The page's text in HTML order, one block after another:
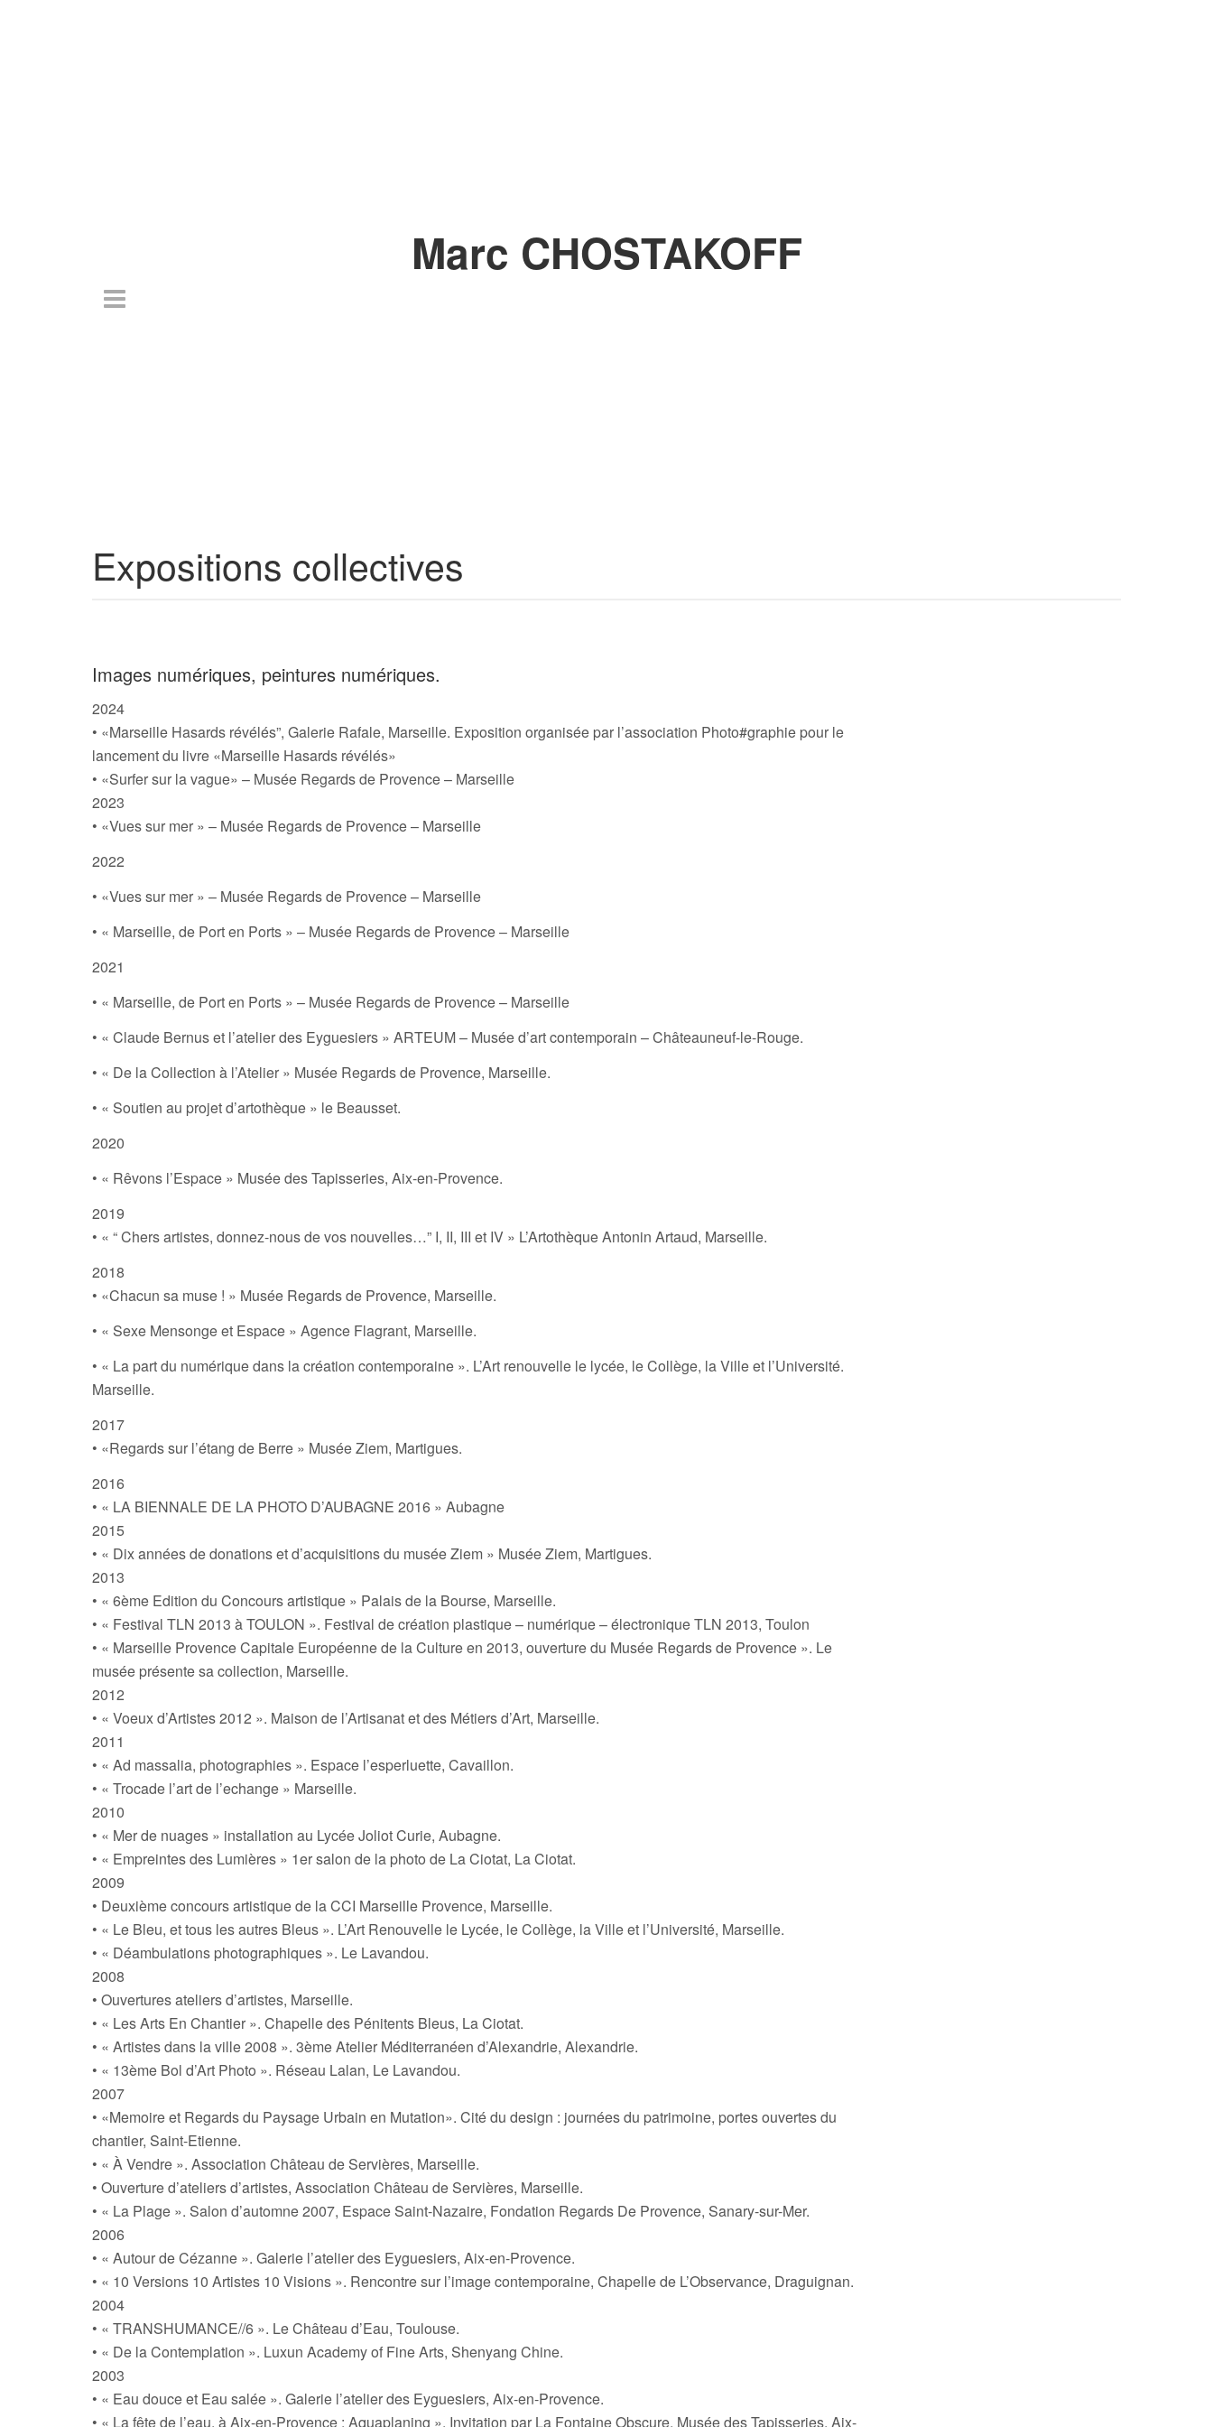
Marc CHOSTAKOFF
Expositions collectives
Images numériques, peintures numériques.
2024
• «Marseille Hasards révélés”, Galerie Rafale, Marseille. Exposition organisée par l’association Photo#graphie pour le
lancement du livre «Marseille Hasards révélés»
• «Surfer sur la vague» – Musée Regards de Provence – Marseille
2023
• «Vues sur mer » – Musée Regards de Provence – Marseille
2022
• «Vues sur mer » – Musée Regards de Provence – Marseille
• « Marseille, de Port en Ports » – Musée Regards de Provence – Marseille
2021
• « Marseille, de Port en Ports » – Musée Regards de Provence – Marseille
• « Claude Bernus et l’atelier des Eyguesiers » ARTEUM – Musée d’art contemporain – Châteauneuf-le-Rouge.
• « De la Collection à l’Atelier » Musée Regards de Provence, Marseille.
• « Soutien au projet d’artothèque » le Beausset.
2020
• « Rêvons l’Espace » Musée des Tapisseries, Aix-en-Provence.
2019
• « “ Chers artistes, donnez-nous de vos nouvelles…” I, II, III et IV » L’Artothèque Antonin Artaud, Marseille.
2018
• «Chacun sa muse ! » Musée Regards de Provence, Marseille.
• « Sexe Mensonge et Espace » Agence Flagrant, Marseille.
• « La part du numérique dans la création contemporaine ». L’Art renouvelle le lycée, le Collège, la Ville et l’Université.
Marseille.
2017
• «Regards sur l’étang de Berre » Musée Ziem, Martigues.
2016
• « LA BIENNALE DE LA PHOTO D’AUBAGNE 2016 » Aubagne
2015
• « Dix années de donations et d’acquisitions du musée Ziem » Musée Ziem, Martigues.
2013
• « 6ème Edition du Concours artistique » Palais de la Bourse, Marseille.
• « Festival TLN 2013 à TOULON ». Festival de création plastique – numérique – électronique TLN 2013, Toulon
• « Marseille Provence Capitale Européenne de la Culture en 2013, ouverture du Musée Regards de Provence ». Le
musée présente sa collection, Marseille.
2012
• « Voeux d’Artistes 2012 ». Maison de l’Artisanat et des Métiers d’Art, Marseille.
2011
• « Ad massalia, photographies ». Espace l’esperluette, Cavaillon.
• « Trocade l’art de l’echange » Marseille.
2010
• « Mer de nuages » installation au Lycée Joliot Curie, Aubagne.
• « Empreintes des Lumières » 1er salon de la photo de La Ciotat, La Ciotat.
2009
• Deuxième concours artistique de la CCI Marseille Provence, Marseille.
• « Le Bleu, et tous les autres Bleus ». L’Art Renouvelle le Lycée, le Collège, la Ville et l’Université, Marseille.
• « Déambulations photographiques ». Le Lavandou.
2008
• Ouvertures ateliers d’artistes, Marseille.
• « Les Arts En Chantier ». Chapelle des Pénitents Bleus, La Ciotat.
• « Artistes dans la ville 2008 ». 3ème Atelier Méditerranéen d’Alexandrie, Alexandrie.
• « 13ème Bol d’Art Photo ». Réseau Lalan, Le Lavandou.
2007
• «Memoire et Regards du Paysage Urbain en Mutation». Cité du design : journées du patrimoine, portes ouvertes du
chantier, Saint-Etienne.
• « À Vendre ». Association Château de Servières, Marseille.
• Ouverture d’ateliers d’artistes, Association Château de Servières, Marseille.
• « La Plage ». Salon d’automne 2007, Espace Saint-Nazaire, Fondation Regards De Provence, Sanary-sur-Mer.
2006
• « Autour de Cézanne ». Galerie l’atelier des Eyguesiers, Aix-en-Provence.
• « 10 Versions 10 Artistes 10 Visions ». Rencontre sur l’image contemporaine, Chapelle de L’Observance, Draguignan.
2004
• « TRANSHUMANCE//6 ». Le Château d’Eau, Toulouse.
• « De la Contemplation ». Luxun Academy of Fine Arts, Shenyang Chine.
2003
• « Eau douce et Eau salée ». Galerie l’atelier des Eyguesiers, Aix-en-Provence.
• « La fête de l’eau, à Aix-en-Provence : Aquaplaning ». Invitation par La Fontaine Obscure, Musée des Tapisseries, Aix-